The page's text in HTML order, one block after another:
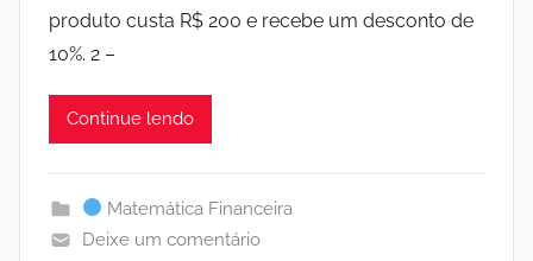
produto custa R$ 200 e recebe um desconto de
10%. 2 –
Continue lendo
Matemática Financeira
Deixe um comentário